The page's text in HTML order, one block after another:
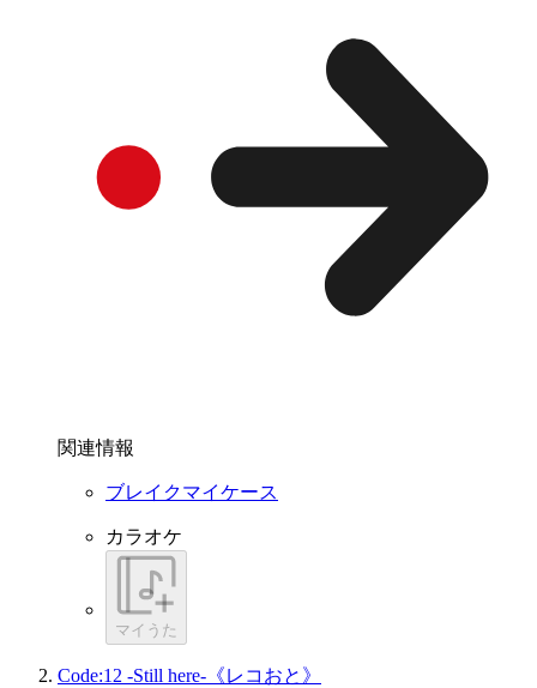
関連情報
ブレイクマイケース
カラオケ
マイうた
Code:12 -Still here-《レコおと》